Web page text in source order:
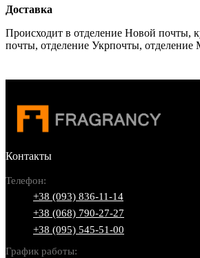
Доставка
Происходит в отделение Новой почты,
почты, отделение Укрпочты, отделение
Контакты
Телефон:
+38 (093) 836-11-14
+38 (068) 790-27-27
+38 (095) 545-51-00
График работы: